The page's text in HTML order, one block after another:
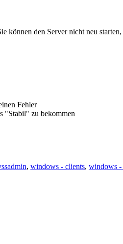
können den Server nicht neu
Fehler
"Stabil" zu bekommen
, windows - clients, windows -